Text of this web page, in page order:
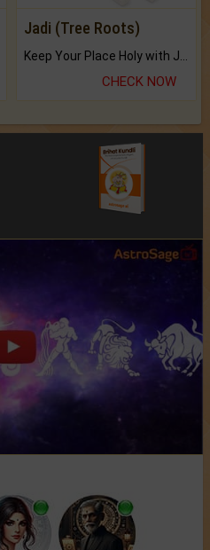
Jadi (Tree Roots)
Keep Your Place Holy with Jadi.
CHECK NOW